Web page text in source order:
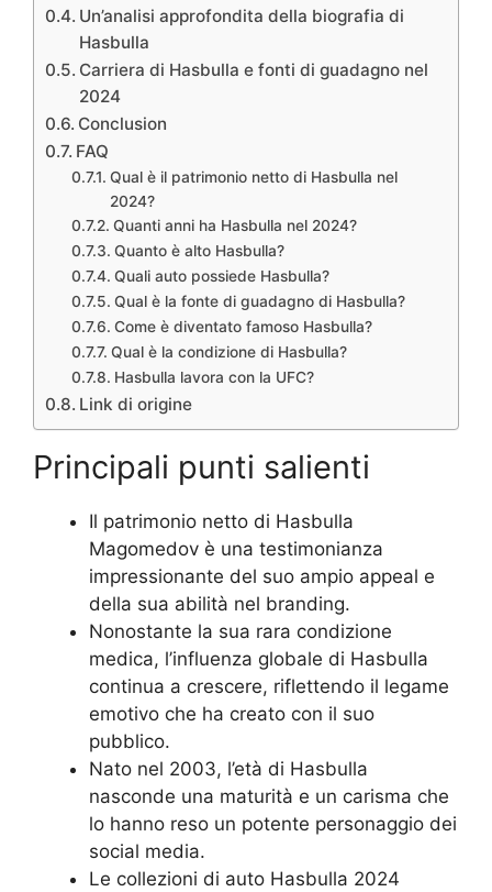
Un’analisi approfondita della biografia di
Hasbulla
Carriera di Hasbulla e fonti di guadagno nel
2024
Conclusion
FAQ
Qual è il patrimonio netto di Hasbulla nel
2024?
Quanti anni ha Hasbulla nel 2024?
Quanto è alto Hasbulla?
Quali auto possiede Hasbulla?
Qual è la fonte di guadagno di Hasbulla?
Come è diventato famoso Hasbulla?
Qual è la condizione di Hasbulla?
Hasbulla lavora con la UFC?
Link di origine
Principali punti salienti
Il patrimonio netto di Hasbulla
Magomedov è una testimonianza
impressionante del suo ampio appeal e
della sua abilità nel branding.
Nonostante la sua rara condizione
medica, l’influenza globale di Hasbulla
continua a crescere, riflettendo il legame
emotivo che ha creato con il suo
pubblico.
Nato nel 2003, l’età di Hasbulla
nasconde una maturità e un carisma che
lo hanno reso un potente personaggio dei
social media.
Le collezioni di auto Hasbulla 2024